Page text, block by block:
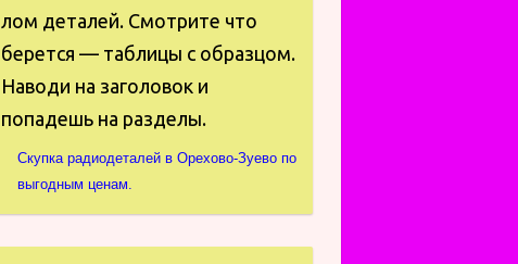
лом деталей. Смотрите что
берется — таблицы с образцом.
Наводи на заголовок и
попадешь на разделы.
Скупка радиодеталей в Орехово-Зуево по
выгодным ценам.